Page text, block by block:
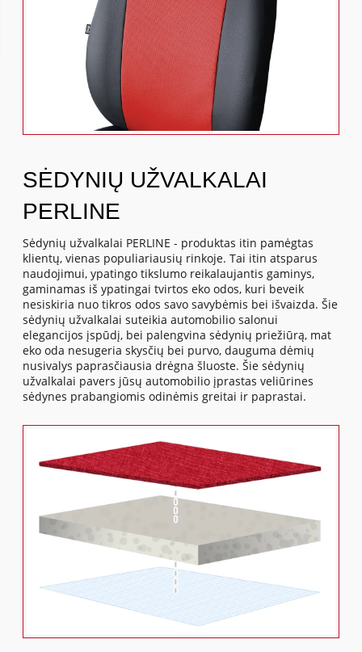
SĖDYNIŲ UŽVALKALAI
PERLINE
Sėdynių užvalkalai PERLINE - produktas itin pamėgtas
klientų, vienas populiariausių rinkoje. Tai itin atsparus
naudojimui, ypatingo tikslumo reikalaujantis gaminys,
gaminamas iš ypatingai tvirtos eko odos, kuri beveik
nesiskiria nuo tikros odos savo savybėmis bei išvaizda. Šie
sėdynių užvalkalai suteikia automobilio salonui
elegancijos įspūdį, bei palengvina sėdynių priežiūrą, mat
eko oda nesugeria skysčių bei purvo, dauguma dėmių
nusivalys paprasčiausia drėgna šluoste. Šie sėdynių
užvalkalai pavers jūsų automobilio įprastas veliūrines
sėdynes prabangiomis odinėmis greitai ir paprastai.